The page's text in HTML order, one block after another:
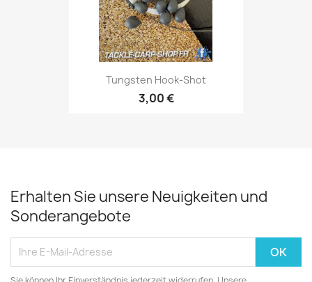
Tungsten Hook-Shot
3,00 €
Erhalten Sie unsere Neuigkeiten und
Sonderangebote